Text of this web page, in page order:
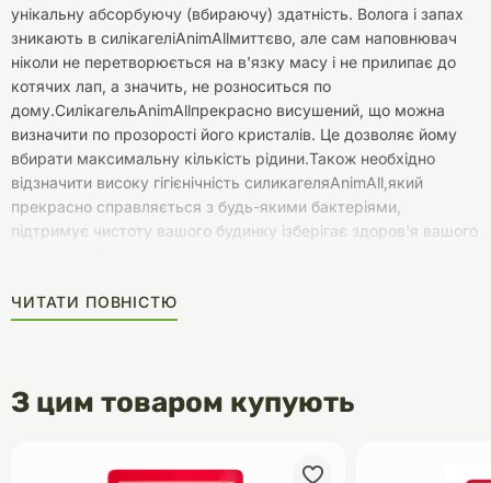
унікальну абсорбуючу (вбираючу) здатність. Волога і запах
зникають в силікагеліAnimAllмиттєво, але сам наповнювач
ніколи не перетворюється на в'язку масу і не прилипає до
котячих лап, а значить, не розноситься по
дому.СилікагельAnimAllпрекрасно висушений, що можна
визначити по прозорості його кристалів. Це дозволяє йому
вбирати максимальну кількість рідини.Також необхідно
відзначити високу гігієнічність силикагеляAnimAll,який
прекрасно справляється з будь-якими бактеріями,
підтримує чистоту вашого будинку ізберігає здоров'я вашого
кішки. На цей час ви забуваєте про неприємний запах і зайві
клопоти по догляду за домашніми тваринами.Не дивно, що
переваги, приходить купувати його знову.Інструкція по
застосуваннюНаповніть сухий і чистий туалет наповнювачем
відходи.Перемішуйте вміст лотка раз в 1-2 дня.Не рідше 1
ЧИТАТИ ПОВНІСТЮ
З цим товаром купують